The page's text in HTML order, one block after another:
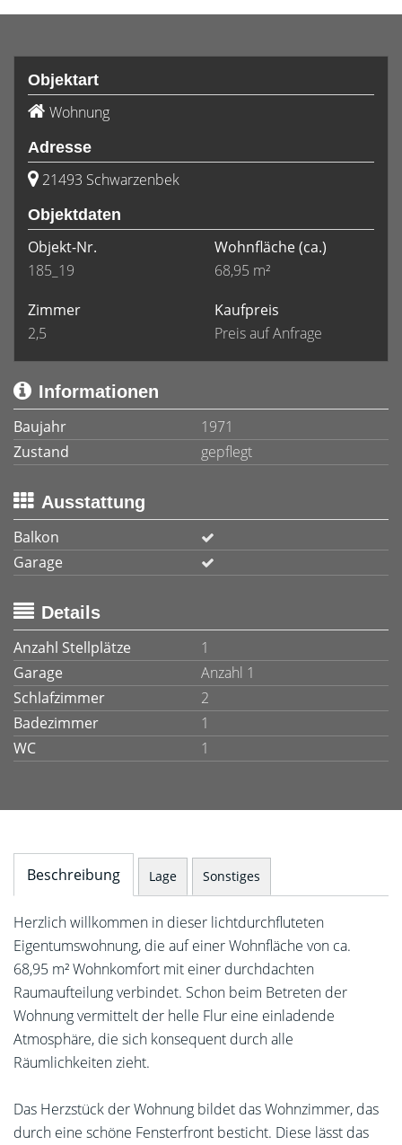
Objektart
Wohnung
Adresse
21493 Schwarzenbek
Objektdaten
Objekt-Nr.
185_19
Wohnfläche(ca.)
68,95 m²
Zimmer
2,5
Kaufpreis
Preis auf Anfrage
Informationen
Baujahr
1971
Zustand
gepflegt
Ausstattung
Balkon
Garage
Details
Anzahl Stellplätze
1
Garage
Anzahl 1
Schlafzimmer
2
Badezimmer
1
WC
1
Beschreibung Lage Sonstiges
Herzlich willkommen in dieser lichtdurchfluteten
Eigentumswohnung, die auf einer Wohnfläche von ca.
68,95 m² Wohnkomfort mit einer durchdachten
Raumaufteilung verbindet. Schon beim Betreten der
Wohnung vermittelt der helle Flur eine einladende
Atmosphäre, die sich konsequent durch alle
Räumlichkeiten zieht.
Das Herzstück der Wohnung bildet das Wohnzimmer, das
durch eine schöne Fensterfront besticht. Diese lässt das